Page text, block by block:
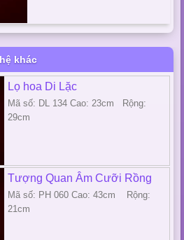
khác
Lọ hoa Di Lặc
Mã số: DL 134 Cao: 23cm Rộng:
29cm
Tượng Quan Âm Cưỡi Rồng
Mã số: PH 060 Cao: 43cm Rộng:
21cm